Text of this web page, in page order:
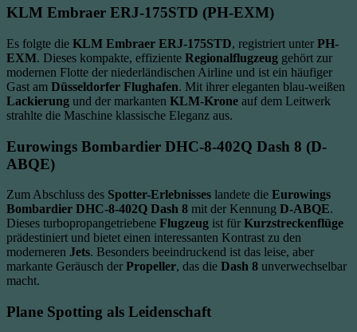
KLM Embraer ERJ-175STD (PH-EXM)
Es folgte die KLM Embraer ERJ-175STD, registriert unter PH-
EXM. Dieses kompakte, effiziente Regionalflugzeug gehört zur
modernen Flotte der niederländischen Airline und ist ein häufiger
Gast am Düsseldorfer Flughafen. Mit ihrer eleganten blau-weißen
Lackierung und der markanten KLM-Krone auf dem Leitwerk
strahlte die Maschine klassische Eleganz aus.
Eurowings Bombardier DHC-8-402Q Dash 8 (D-
ABQE)
Zum Abschluss des Spotter-Erlebnisses landete die Eurowings
Bombardier DHC-8-402Q Dash 8 mit der Kennung D-ABQE.
Dieses turbopropangetriebene Flugzeug ist für Kurzstreckenflüge
prädestiniert und bietet einen interessanten Kontrast zu den
moderneren Jets. Besonders beeindruckend ist das leise, aber
markante Geräusch der Propeller, das die Dash 8 unverwechselbar
macht.
Plane Spotting als Leidenschaft